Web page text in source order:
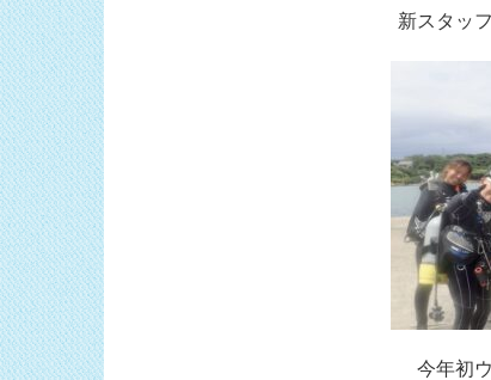
新スタッ
今年初